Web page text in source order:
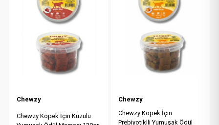
Chewzy
Chewzy Köpek İçin Kuzulu
Chewzy
Chewzy Köpek İçin
Prebiyotiklli Yumuşak Ödül